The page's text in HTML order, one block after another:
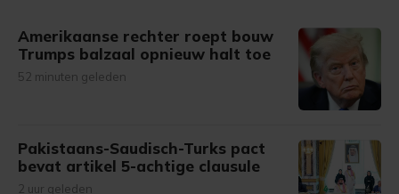
Amerikaanse rechter roept bouw
Trumps balzaal opnieuw halt toe
52 minuten geleden
Pakistaans-Saudisch-Turks pact
bevat artikel 5-achtige clausule
2 uur geleden